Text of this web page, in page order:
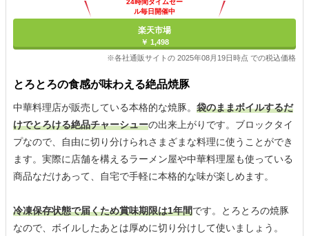
24時間タイムセー
ル毎日開催中
楽天市場
￥ 1,498
※各社通販サイトの 2025年08月19日時点 での税込価格
とろとろの食感が味わえる絶品焼豚
中華料理店が販売している本格的な焼豚。 袋のままボイルするだ
けでとろける絶品チャーシューの出来上がりです。ブロックタイ
プなので、自由に切り分けられさまざまな料理に使うことができ
ます。実際に店舗を構えるラーメン屋や中華料理屋も使っている
商品なだけあって、自宅で手軽に本格的な味が楽しめます。
冷凍保存状態で届くため賞味期限は1年間です。とろとろの焼豚
なので、ボイルしたあとは厚めに切り分けして使いましょう。